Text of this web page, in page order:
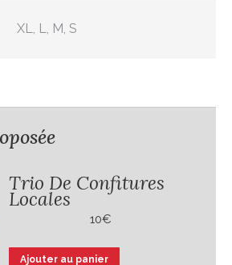
XL, L, M, S
Trio De Confitures
Locales
10€
Ajouter au panier